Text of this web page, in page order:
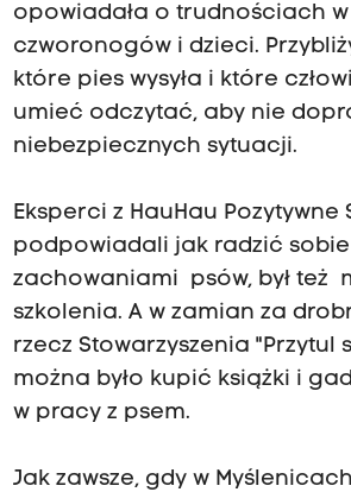
opowiadała o trudnościach
czworonogów i dzieci.
które pies wysyła i które
umieć odczytać, aby nie
niebezpiecznych sytuacji.
Eksperci z HauHau Pozytywne
podpowiadali jak radzić sobie
zachowaniami psów, był też
szkolenia. A w zamian za
rzecz Stowarzyszenia "Przytul
można było kupić książki i
w pracy z psem.
Jak zawsze, gdy w